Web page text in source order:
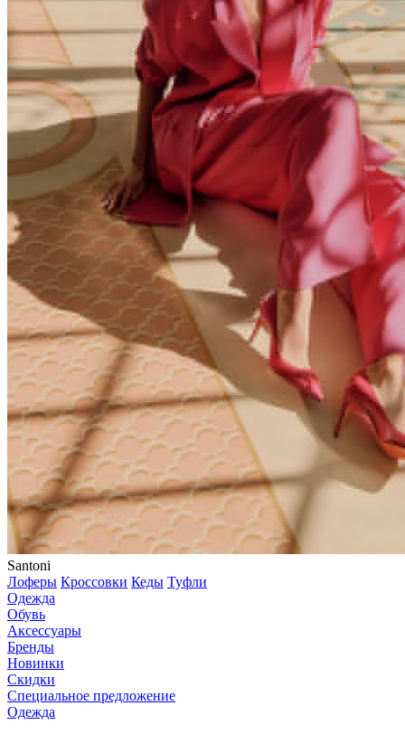
Santoni
Лоферы Кроссовки Кеды Туфли
Одежда
Обувь
Аксессуары
Бренды
Новинки
Скидки
Специальное предложение
Одежда